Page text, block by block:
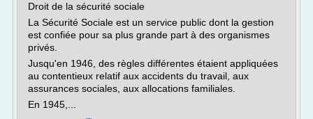
Droit de la sécurité sociale
La Sécurité Sociale est un service public dont la gestion
est confiée pour sa plus grande part à des organismes
privés.
Jusqu'en 1946, des règles différentes étaient appliquées
au contentieux relatif aux accidents du travail, aux
assurances sociales, aux allocations familiales.
En 1945,...